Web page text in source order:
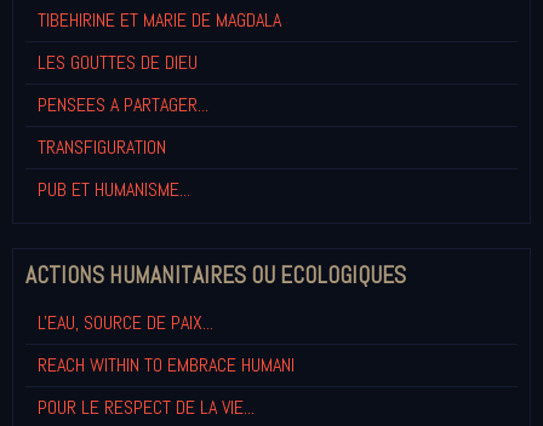
TIBEHIRINE ET MARIE DE MAGDALA
LES GOUTTES DE DIEU
PENSEES A PARTAGER...
TRANSFIGURATION
PUB ET HUMANISME...
ACTIONS HUMANITAIRES OU ECOLOGIQUES
L'EAU, SOURCE DE PAIX...
REACH WITHIN TO EMBRACE HUMANI
POUR LE RESPECT DE LA VIE...